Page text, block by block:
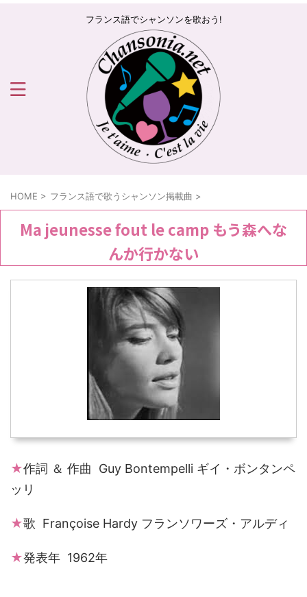
フランス語でシャンソンを歌おう!
HOME > フランス語で歌うシャンソン掲載曲 >
Ma jeunesse fout le camp もう森へな
んか行かない
★作詞 ＆ 作曲 Guy Bontempelli ギイ・ボンタンペ
ッリ
★歌 Françoise Hardy フランソワーズ・アルディ
★発表年 1962年